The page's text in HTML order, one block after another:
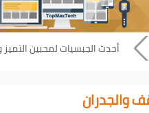
أحدث الجبسيات لمحبين
والجدران